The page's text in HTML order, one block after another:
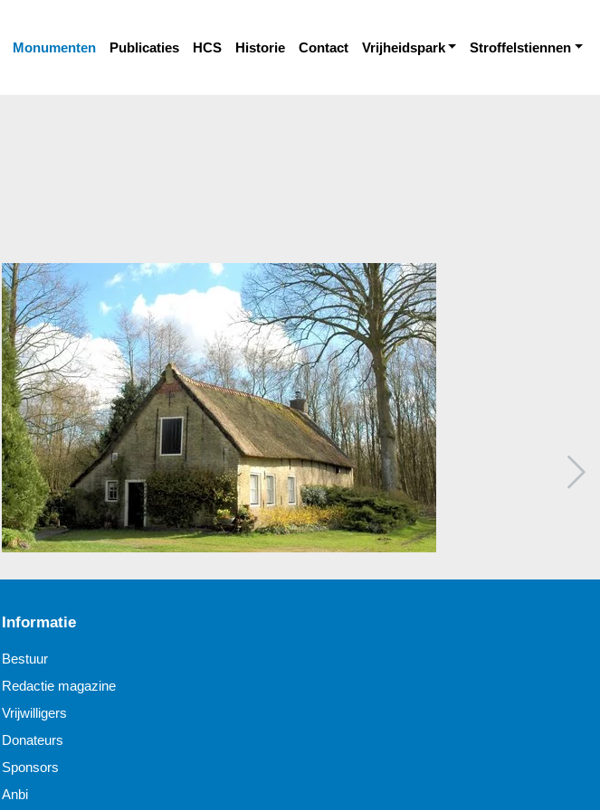
Monumenten Publicaties HCS Historie Contact Vrijheidspark Stroffelstiennen
Informatie
Bestuur
Redactie magazine
Vrijwilligers
Donateurs
Sponsors
Anbi